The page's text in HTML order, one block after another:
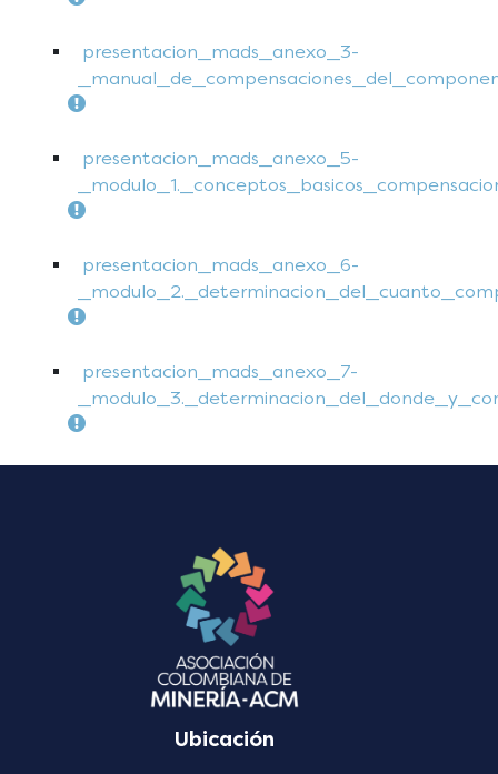
presentacion_mads_anexo_3-
presentacion_mads_anexo_5-
presentacion_mads_anexo_6-
presentacion_mads_anexo_7-
Ubicación